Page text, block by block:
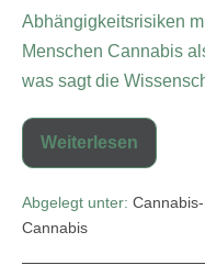
Abhängigkeitsrisiken
Menschen Cannabis
was sagt die
Weiterlesen
Abgelegt unter:
Cannabis